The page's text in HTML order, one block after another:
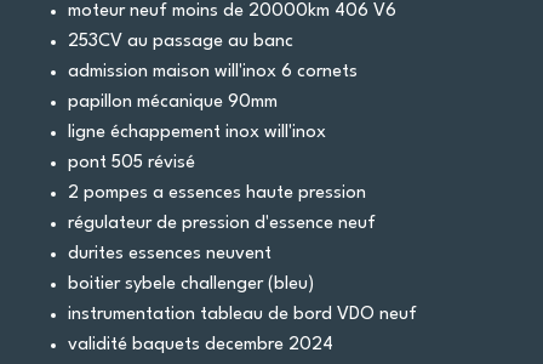
moteur neuf moins de 20000km 406 V6
253CV au passage au banc
admission maison will'inox 6 cornets
papillon mécanique 90mm
ligne échappement inox will'inox
pont 505 révisé
2 pompes a essences haute pression
régulateur de pression d'essence neuf
durites essences neuvent
boitier sybele challenger (bleu)
instrumentation tableau de bord VDO neuf
validité baquets decembre 2024